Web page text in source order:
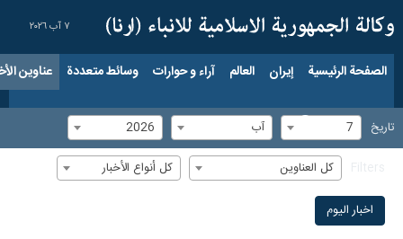
٧ آب ٢٠٢٦
الصفحة الرئيسية إيران العالم آراء و حوارات وسائط متعددة عناوين
تاریخ 7 آب 2026
كل العناوين كل أنواع الأخبار
اخبار الیوم